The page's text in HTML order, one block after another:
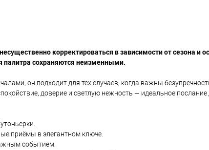
корректироваться в зависимости от сезона и
палитра сохраняются неизменными.
он подходит для тех случаев, когда важны
доверие и светлую нежность — идеальное
приёмы в элегантном ключе.
событием.